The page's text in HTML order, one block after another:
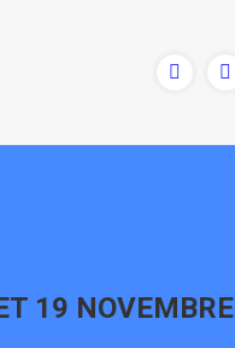
19 NOVEMBRE